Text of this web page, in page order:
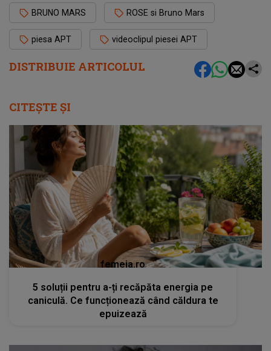
DISTRIBUIE ARTICOLUL
BRUNO MARS ROSE si Bruno Mars
piesa APT videoclipul piesei APT
CITEȘTE ȘI
femeia.ro
5 soluții pentru a-ți recăpăta energia pe
caniculă. Ce funcționează când căldura te
epuizează